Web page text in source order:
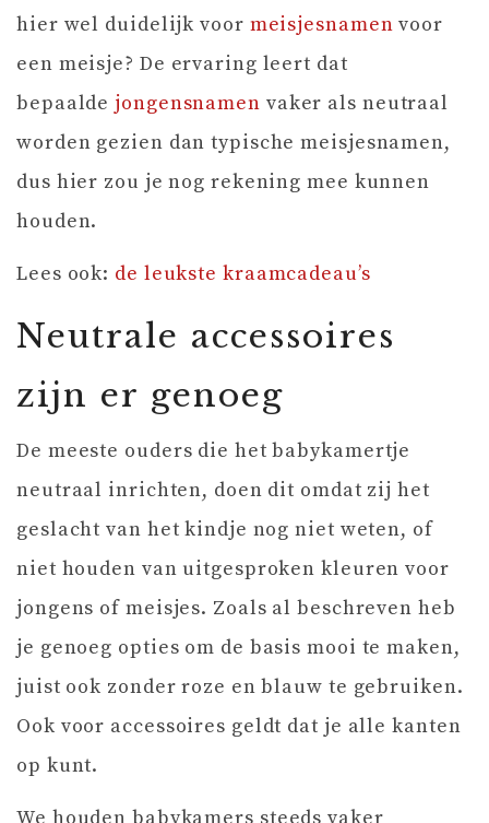
hier wel duidelijk voor meisjesnamen voor
een meisje? De ervaring leert dat
bepaalde jongensnamen vaker als neutraal
worden gezien dan typische meisjesnamen,
dus hier zou je nog rekening mee kunnen
houden.
Lees ook: de leukste kraamcadeau’s
Neutrale accessoires
zijn er genoeg
De meeste ouders die het babykamertje
neutraal inrichten, doen dit omdat zij het
geslacht van het kindje nog niet weten, of
niet houden van uitgesproken kleuren voor
jongens of meisjes. Zoals al beschreven heb
je genoeg opties om de basis mooi te maken,
juist ook zonder roze en blauw te gebruiken.
Ook voor accessoires geldt dat je alle kanten
op kunt.